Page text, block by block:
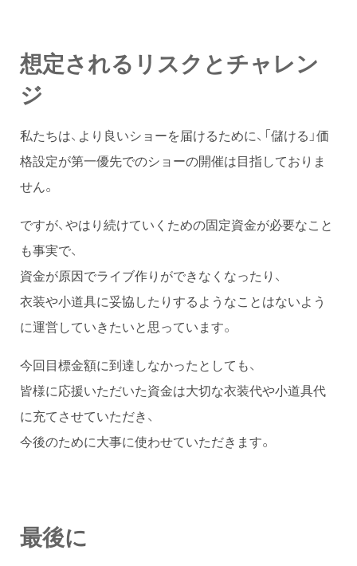
想定されるリスクとチャレン
ジ
私たちは、より良いショーを届けるために、「儲ける」価
格設定が第一優先でのショーの開催は目指しておりま
せん。
ですが、やはり続けていくための固定資金が必要なこと
も事実で、
資金が原因でライブ作りができなくなったり、
衣装や小道具に妥協したりするようなことはないよう
に運営していきたいと思っています。
今回目標金額に到達しなかったとしても、
皆様に応援いただいた資金は大切な衣装代や小道具代
に充てさせていただき、
今後のために大事に使わせていただきます。
最後に